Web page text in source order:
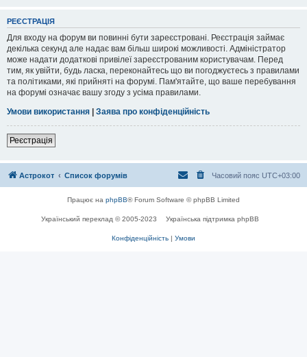
РЕЄСТРАЦІЯ
Для входу на форум ви повинні бути зареєстровані. Реєстрація займає
декілька секунд але надає вам більш широкі можливості. Адміністратор
може надати додаткові привілеї зареєстрованим користувачам. Перед
тим, як увійти, будь ласка, переконайтесь що ви погоджуєтесь з правилами
та політиками, які прийняті на форумі. Пам'ятайте, що ваше перебування
на форумі означає вашу згоду з усіма правилами.
Умови використання | Заява про конфіденційність
Реєстрація
Астрокот Список форумів Часовий пояс UTC+03:00
Працює на phpBB® Forum Software © phpBB Limited
Український переклад © 2005-2023 Українська підтримка phpBB
Конфіденційність | Умови